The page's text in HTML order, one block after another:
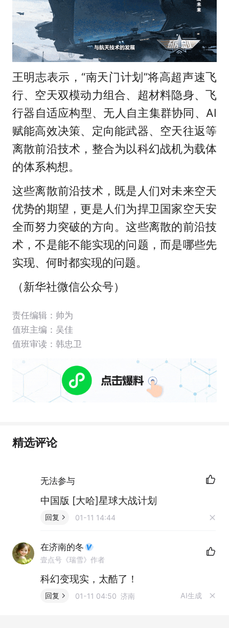
王明志表示，“南天门计划”将高超声速飞
行、空天双模动力组合、超材料隐身、飞
行器自适应构型、无人自主集群协同、AI
赋能高效决策、定向能武器、空天往返等
离散前沿技术，整合为以科幻战机为载体
的体系构想。
这些离散前沿技术，既是人们对未来空天
优势的期望，更是人们为捍卫国家空天安
全而努力突破的方向。这些离散的前沿技
术，不是能不能实现的问题，而是哪些先
实现、何时都实现的问题。
（新华社微信公众号）
责任编辑：帅为
值班主编： 吴佳
值班审读：韩忠卫
精选评论
无法参与
中国版 [大哈]星球大战计划
回复 01-11 14:44
在济南的冬
壹点号《瑞雪》作者
科幻变现实，太酷了！
回复 01-11 04:50 济南 AI生成